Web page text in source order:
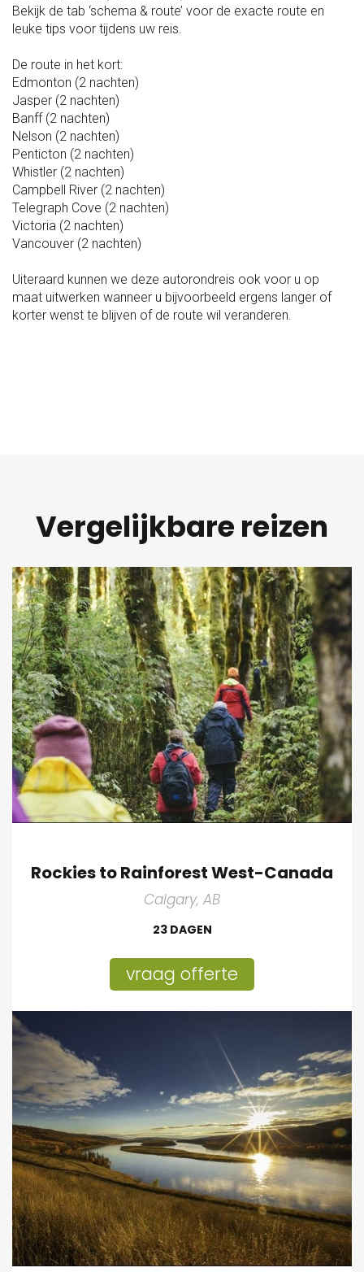
Bekijk de tab ‘schema & route’ voor de exacte route en
leuke tips voor tijdens uw reis.
De route in het kort:
Edmonton (2 nachten)
Jasper (2 nachten)
Banff (2 nachten)
Nelson (2 nachten)
Penticton (2 nachten)
Whistler (2 nachten)
Campbell River (2 nachten)
Telegraph Cove (2 nachten)
Victoria (2 nachten)
Vancouver (2 nachten)
Uiteraard kunnen we deze autorondreis ook voor u op
maat uitwerken wanneer u bijvoorbeeld ergens langer of
korter wenst te blijven of de route wil veranderen.
Vergelijkbare reizen
Rockies to Rainforest West-Canada
Calgary, AB
23 DAGEN
vraag offerte